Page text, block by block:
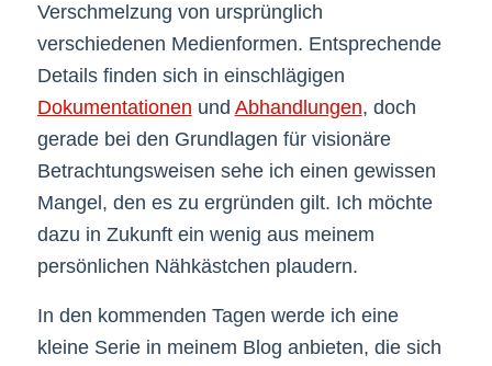
Verschmelzung von ursprünglich
verschiedenen Medienformen. Entsprechende
Details finden sich in einschlägigen
Dokumentationen und Abhandlungen, doch
gerade bei den Grundlagen für visionäre
Betrachtungsweisen sehe ich einen gewissen
Mangel, den es zu ergründen gilt. Ich möchte
dazu in Zukunft ein wenig aus meinem
persönlichen Nähkästchen plaudern.
In den kommenden Tagen werde ich eine
kleine Serie in meinem Blog anbieten, die sich